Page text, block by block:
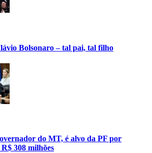
Bolsonaro – tal pai, tal filho
do MT, é alvo da PF por
308 milhões